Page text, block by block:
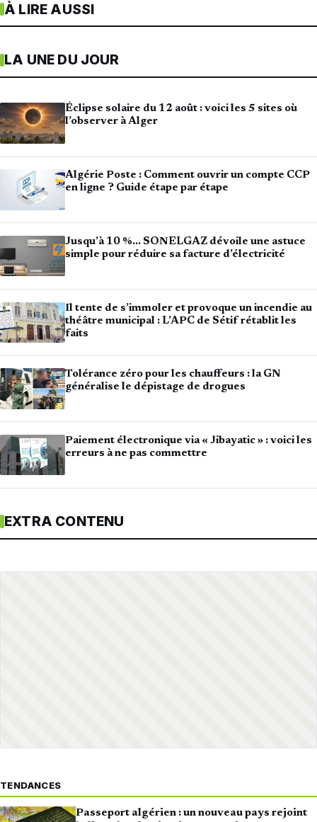
À LIRE AUSSI
LA UNE DU JOUR
Éclipse solaire du 12 août : voici les 5 sites où
l’observer à Alger
Algérie Poste : Comment ouvrir un compte CCP
en ligne ? Guide étape par étape
Jusqu’à 10 %… SONELGAZ dévoile une astuce
simple pour réduire sa facture d’électricité
Il tente de s’immoler et provoque un incendie au
théâtre municipal : L’APC de Sétif rétablit les
faits
Tolérance zéro pour les chauffeurs : la GN
généralise le dépistage de drogues
Paiement électronique via « Jibayatic » : voici les
erreurs à ne pas commettre
EXTRA CONTENU
TENDANCES
Passeport algérien : un nouveau pays rejoint